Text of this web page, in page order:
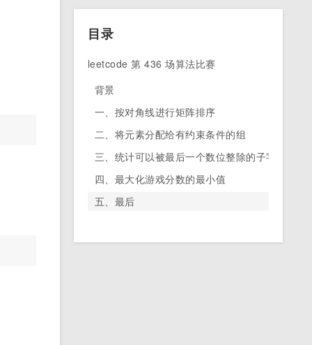
目录
leetcode 第 436 场算法比赛
背景
一、按对角线进行矩阵排序
二、将元素分配给有约束条件的组
三、统计可以被最后一个数位整除的子字符串数
四、最大化游戏分数的最小值
五、最后